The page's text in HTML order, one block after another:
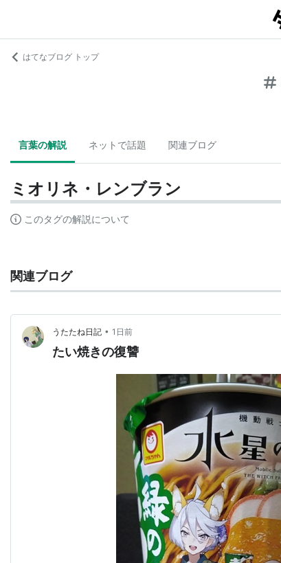
はてなブログ トップ
言葉の解説 ネットで話題 関連ブログ
ミオリネ・レンブラン
このタグの解説について
関連ブログ
うたたね日記 • 1日前
たい焼きの復讐